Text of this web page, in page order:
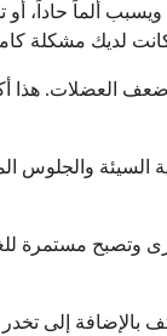
ألماً حاداً، أو
ضعف العضلات. هذا
السيئة والجلوس
وتصبح مستمرة
بالإضافة إلى